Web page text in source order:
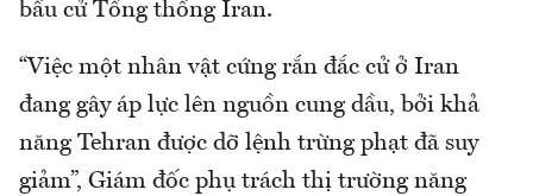
bầu cử Tổng thống Iran.
“Việc một nhân vật cứng rắn đắc cử ở Iran
đang gây áp lực lên nguồn cung dầu, bởi khả
năng Tehran được dỡ lệnh trừng phạt đã suy
giảm”, Giám đốc phụ trách thị trường năng